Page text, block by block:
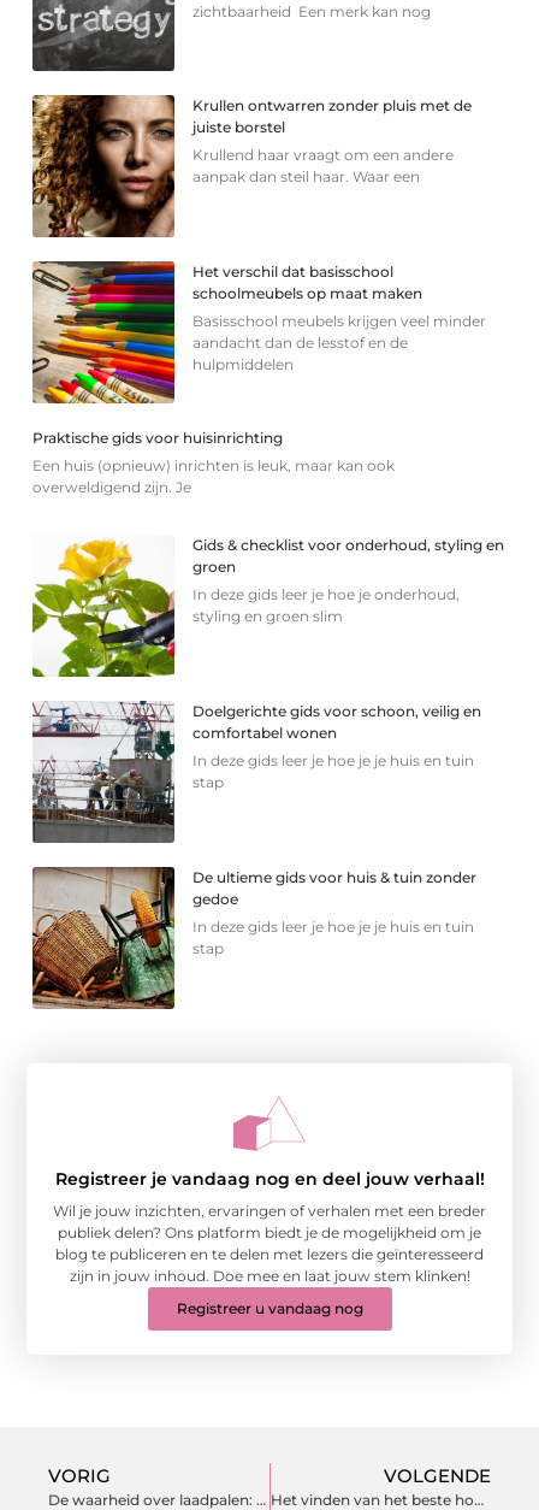
zichtbaarheid Een merk kan nog
Krullen ontwarren zonder pluis met de
juiste borstel
Krullend haar vraagt om een andere
aanpak dan steil haar. Waar een
Het verschil dat basisschool
schoolmeubels op maat maken
Basisschool meubels krijgen veel minder
aandacht dan de lesstof en de
hulpmiddelen
Praktische gids voor huisinrichting
Een huis (opnieuw) inrichten is leuk, maar kan ook
overweldigend zijn. Je
Gids & checklist voor onderhoud, styling en
groen
In deze gids leer je hoe je onderhoud,
styling en groen slim
Doelgerichte gids voor schoon, veilig en
comfortabel wonen
In deze gids leer je hoe je je huis en tuin
stap
De ultieme gids voor huis & tuin zonder
gedoe
In deze gids leer je hoe je je huis en tuin
stap
Registreer je vandaag nog en deel jouw verhaal!
Wil je jouw inzichten, ervaringen of verhalen met een breder
publiek delen? Ons platform biedt je de mogelijkheid om je
blog te publiceren en te delen met lezers die geïnteresseerd
zijn in jouw inhoud. Doe mee en laat jouw stem klinken!
Registreer u vandaag nog
VORIG
De waarheid over laadpalen: mythes en feiten ontmaskerd
VOLGENDE
Het vinden van het beste hoveniersbedrijf in Rotterdam – Waar op letten?